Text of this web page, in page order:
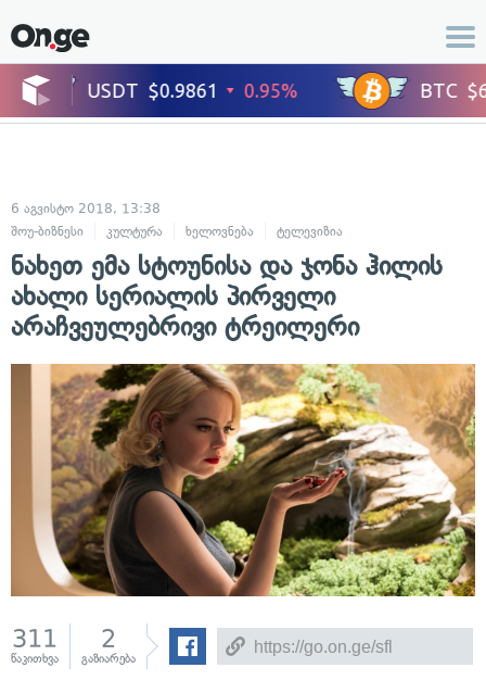
6 აგვისტო 2018, 13:38
შოუ-ბიზნესი
კულტურა ხელოვნება ტელევიზია
ნახეთ ემა სტოუნისა და ჯონა ჰილის
ახალი სერიალის პირველი
არაჩვეულებრივი ტრეილერი
311
წაკითხვა
2
გაზიარება